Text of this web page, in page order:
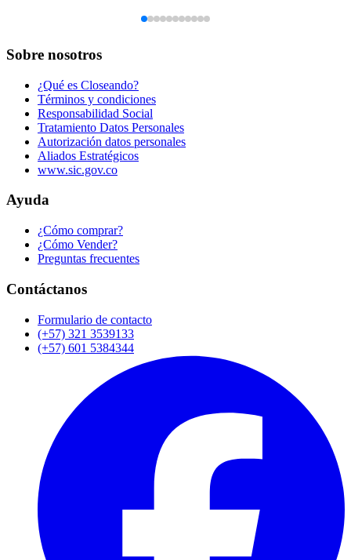
Sobre nosotros
¿Qué es Closeando?
Términos y condiciones
Responsabilidad Social
Tratamiento Datos Personales
Autorización datos personales
Aliados Estratégicos
www.sic.gov.co
Ayuda
¿Cómo comprar?
¿Cómo Vender?
Preguntas frecuentes
Contáctanos
Formulario de contacto
(+57) 321 3539133
(+57) 601 5384344